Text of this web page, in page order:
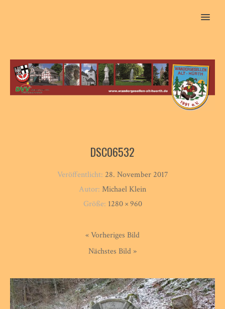
MENU
DSC06532
Veröffentlicht: 28. November 2017
Autor: Michael Klein
Größe: 1280 × 960
« Vorheriges Bild
Nächstes Bild »